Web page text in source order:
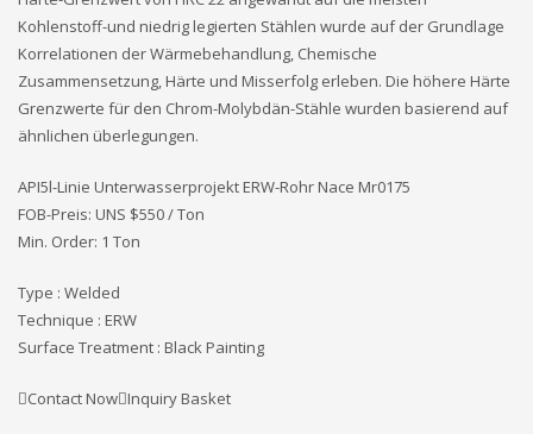
Kohlenstoff-und niedrig legierten Stählen wurde auf der Grundlage
Korrelationen der Wärmebehandlung, Chemische
Zusammensetzung, Härte und Misserfolg erleben. Die höhere Härte
Grenzwerte für den Chrom-Molybdän-Stähle wurden basierend auf
ähnlichen überlegungen.
API5l-Linie Unterwasserprojekt ERW-Rohr Nace Mr0175
FOB-Preis: UNS $550 / Ton
Min. Order: 1 Ton
Type : Welded
Technique : ERW
Surface Treatment : Black Painting
Contact NowInquiry Basket